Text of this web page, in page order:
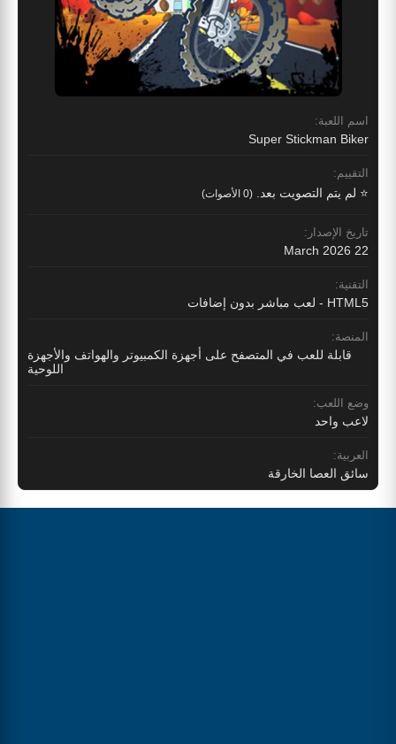
اسم اللعبة:
Super Stickman Biker
التقييم:
⭐ لم يتم التصويت بعد. (0 الأصوات)
تاريخ الإصدار:
22 March 2026
التقنية:
HTML5 - لعب مباشر بدون إضافات
المنصة:
قابلة للعب في المتصفح على أجهزة الكمبيوتر والهواتف والأجهزة
اللوحية
وضع اللعب:
لاعب واحد
العربية:
سائق العصا الخارقة